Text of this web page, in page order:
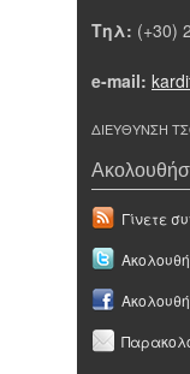
Τηλ: (+30)
e-mail:
ΔΙΕΥΘΥΝΣΗ
Γίνετε